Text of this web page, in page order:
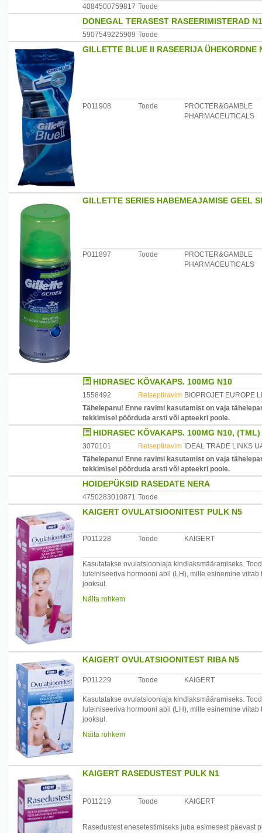
Ettevaatusabinõud ja kasutuspiirangud:
Kui ei järgita täpselt kasutusjuhiseid, võib test anda
Päris raseduse alguses jäävad HCG
uriiniproov on
liiga tugevasti lahjendatud , võib HCG hulk olla
4084500759817 Toode
DONEGAL TERASEST RASEERIMISTERAD
5907549225909 Toode
GILLETTE BLUE II RASEERIJA ÜHEKORDNE
P011908 Toode
PROCTER&GAMBLE
PHARMACEUTICALS
GILLETTE SERIES HABEMEAJAMISE GEEL
P011897 Toode
PROCTER&GAMBLE
PHARMACEUTICALS
HIDRASEC KÕVAKAPS. 100MG N10
1558492 Retseptiravim BIOPROJET EUROPE
Tähelepanu! Enne ravimi kasutamist on vaja
tekkimisel pöörduda arsti või apteekri poole.
HIDRASEC KÕVAKAPS. 100MG N10, (TML)
3070101 Retseptiravim
IDEAL TRADE LINKS
Tähelepanu! Enne ravimi kasutamist on vaja
tekkimisel pöörduda arsti või apteekri poole.
HOIDEPÜKSID RASEDATE NERA
4750283010871 Toode
KAIGERT OVULATSIOONITEST PULK N5
P011228 Toode KAIGERT
Kasutatakse ovulatsiooniaja kindlaksmääramiseks.
luteiniseeriva hormooni abil (LH), mille esinemine
jooksul.
põhineb antigeeni kahekordsel sandwich-meetodil ja
Meditsiiniseade. Hoolikalt lugege läbi kasutusjuhend.
Tootja: AS Kaigert,Haigla 4a, Maardu linn, Harju
Näita rohkem
KAIGERT OVULATSIOONITEST RIBA N5
P011229 Toode KAIGERT
Kasutatakse ovulatsiooniaja kindlaksmääramiseks.
luteiniseeriva hormooni abil (LH), mille esinemine
jooksul.
põhineb antigeeni kahekordsel sandwich-meetodil ja
Tootja: AS Kaigert,Haigla 4a, Maardu linn, Harju
Näita rohkem
KAIGERT RASEDUSTEST PULK N1
P011219 Toode KAIGERT
Rasedustest enesetestimiseks juba esimesest päevast